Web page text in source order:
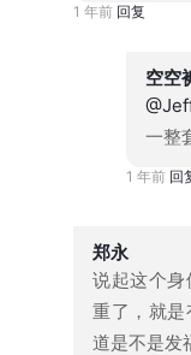
1 年前 回复
空空
一整
1 年前 回
郑永
说起这个
重了，就
道是不是发